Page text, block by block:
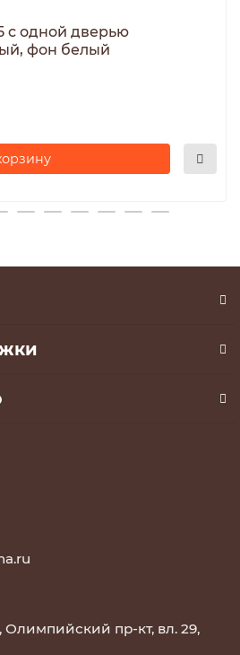
c одной дверью
фон белый
Олимпийский пр-кт, вл. 29,